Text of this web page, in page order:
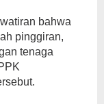
bahwa
pinggiran,
tenaga